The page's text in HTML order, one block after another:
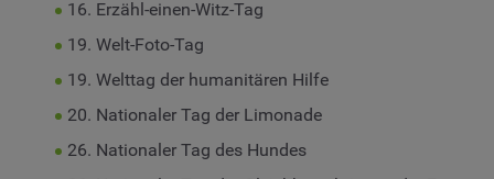
16. Erzähl-einen-Witz-Tag
19. Welt-Foto-Tag
19. Welttag der humanitären Hilfe
20. Nationaler Tag der Limonade
26. Nationaler Tag des Hundes